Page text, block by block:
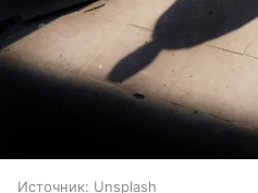
Источник: Unsplash